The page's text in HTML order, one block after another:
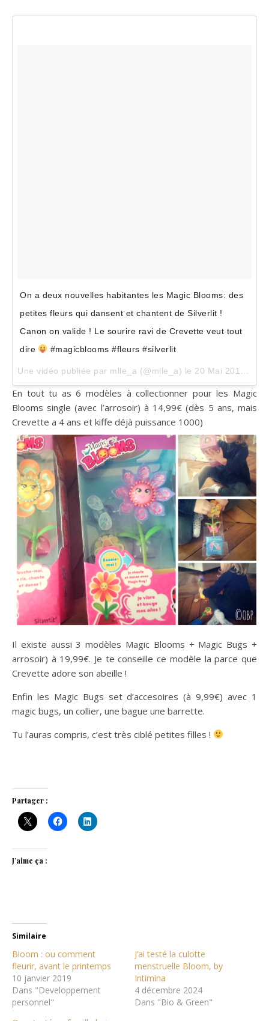
On a deux nouvelles habitantes les Magic Blooms: des
petites fleurs qui dansent et chantent de Silverlit !
Canon on valide ! Le sourire ravi de Crevette veut tout
dire
#magicblooms #fleurs #silverlit
Une vidéo publiée par mlle_a (@mlle_a) le 20 Mai 2016 à 10h09 PDT
En tout tu as 6 modèles à collectionner pour les Magic
Blooms single (avec l’arrosoir) à 14,99€ (dès 5 ans, mais
Crevette a 4 ans et kiffe déjà puissance 1000)
Il existe aussi 3 modèles Magic Blooms + Magic Bugs +
arrosoir) à 19,99€. Je te conseille ce modèle la parce que
Crevette adore son abeille !
Enfin les Magic Bugs set d’accesoires (à 9,99€) avec 1
magic bugs, un collier, une bague une barrette.
Tu l’auras compris, c’est très ciblé petites filles !
Partager :
J’aime ça :
Similaire
Bloom : ou comment
fleurir, avant le printemps
10 janvier 2019
Dans "Developpement
personnel"
J’ai testé la culotte
menstruelle Bloom, by
Intimina
4 décembre 2024
Dans "Bio & Green"